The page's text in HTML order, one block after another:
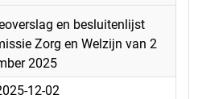
en besluitenlijst
Zorg en Welzijn van 2
2025
12-02